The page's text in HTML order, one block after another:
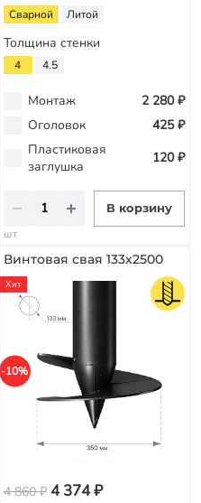
Сварной Литой
Толщина стенки
4 4.5
Монтаж
2 280 ₽
Оголовок
425 ₽
Пластиковая
заглушка
120 ₽
В корзину
шт
Винтовая свая 133х2500
-10%
Хит
4 860 ₽ 4 374 ₽